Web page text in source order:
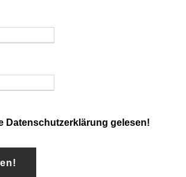
Datenschutzerklärung gelesen!